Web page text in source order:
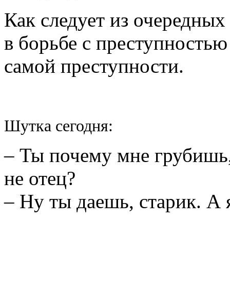
Как следует из
в борьбе с
самой преступности.
Шутка сегодня:
– Ты почему мне
не отец?
– Ну ты даешь, старик. А